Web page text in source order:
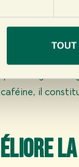
TOUT
nutriments.
il